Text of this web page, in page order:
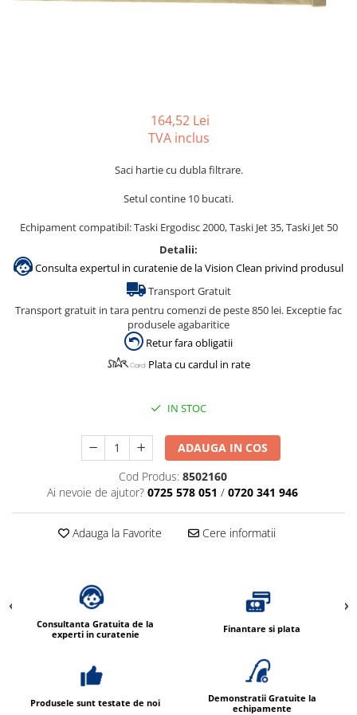
164,52 Lei
TVA inclus
Saci hartie cu dubla filtrare.
Setul contine 10 bucati.
Echipament compatibil: Taski Ergodisc 2000, Taski Jet 35, Taski Jet 50
Detalii:
Consulta expertul in curatenie de la Vision Clean privind produsul
Transport Gratuit
Transport gratuit in tara pentru comenzi de peste 850 lei. Exceptie fac
produsele agabaritice
Retur fara obligatii
Plata cu cardul in rate
IN STOC
ADAUGA IN COS
Cod Produs: 8502160
Ai nevoie de ajutor? 0725 578 051 / 0720 341 946
Adauga la Favorite Cere informatii
Consultanta Gratuita de la
experti in curatenie
Finantare si plata
Produsele sunt testate de noi
Demonstratii Gratuite la
echipamente